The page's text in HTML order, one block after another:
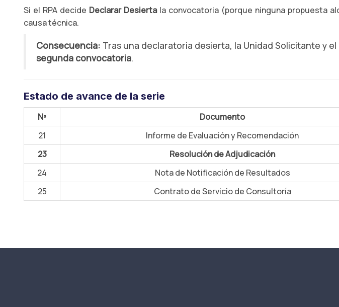
Si el RPA decide Declarar Desiertala convocatoria (porque ninguna propuesta
causa técnica.
Consecuencia: Tras una declaratoria desierta, la Unidad Solicitante y
segunda convocatoria.
Estado de avance de la serie
Nº Documento
21
Informe de Evaluación y Recomendación
23
Resolución de Adjudicación
24
Nota de Notificación de Resultados
25
Contrato de Servicio de Consultoría